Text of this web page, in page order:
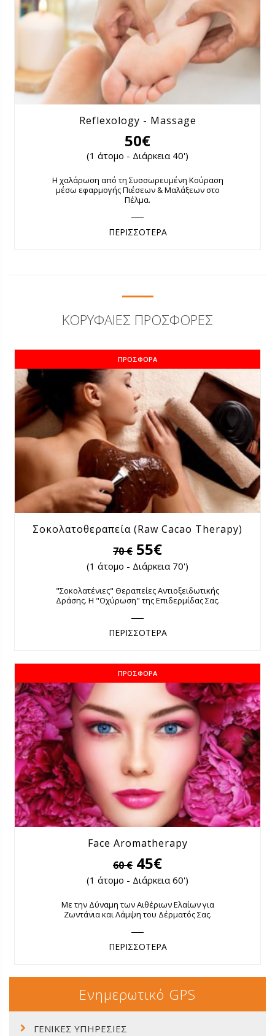
Reflexology - Massage
50€
(1 άτομο - Διάρκεια 40')
Η χαλάρωση από τη Συσσωρευμένη Κούραση
μέσω εφαρμογής Πιέσεων & Μαλάξεων στο
Πέλμα.
ΠΕΡΙΣΣΟΤΕΡΑ
ΚΟΡΥΦΑΊΕΣ ΠΡΟΣΦΟΡΈΣ
ΠΡΟΣΦΟΡΆ
Σοκολατοθεραπεία (Raw Cacao Therapy)
70 € 55€
(1 άτομο - Διάρκεια 70')
"Σοκολατένιες" Θεραπείες Αντιοξειδωτικής
Δράσης. Η "Οχύρωση" της Επιδερμίδας Σας.
ΠΕΡΙΣΣΟΤΕΡΑ
ΠΡΟΣΦΟΡΆ
Face Aromatherapy
60 € 45€
(1 άτομο - Διάρκεια 60')
Με την Δύναμη των Αιθέριων Ελαίων για
Ζωντάνια και Λάμψη του Δέρματός Σας.
ΠΕΡΙΣΣΟΤΕΡΑ
Ενημερωτικό GPS
ΓΕΝΙΚΕΣ ΥΠΗΡΕΣΙΕΣ